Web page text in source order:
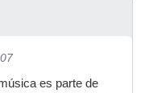
es parte de